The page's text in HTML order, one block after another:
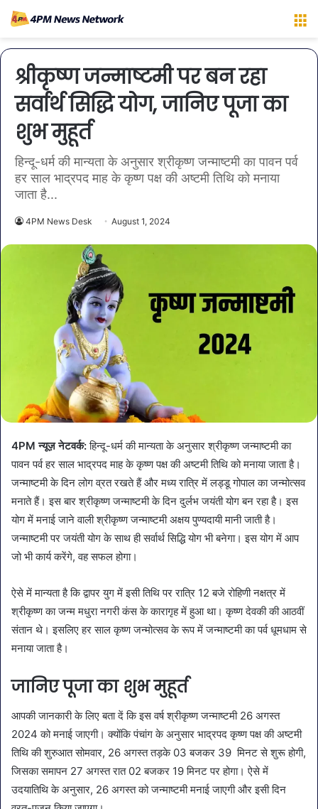
श्रीकृष्ण जन्माष्टमी पर बन रहा
सर्वार्थ सिद्धि योग, जानिए पूजा का
शुभ मुहूर्त
हिन्दू-धर्म की मान्यता के अनुसार श्रीकृष्ण जन्माष्टमी का पावन पर्व
हर साल भाद्रपद माह के कृष्ण पक्ष की अष्टमी तिथि को मनाया
जाता है...
4PM News Desk August 1, 2024
4PM न्यूज़ नेटवर्क:हिन्दू-धर्म की मान्यता के अनुसार श्रीकृष्ण जन्माष्टमी का
पावन पर्व हर साल भाद्रपद माह के कृष्ण पक्ष की अष्टमी तिथि को मनाया जाता है।
जन्माष्टमी के दिन लोग व्रत रखते हैं और मध्य रात्रि में लड्डू गोपाल का जन्मोत्सव
मनाते हैं। इस बार श्रीकृष्ण जन्माष्टमी के दिन दुर्लभ जयंती योग बन रहा है। इस
योग में मनाई जाने वाली श्रीकृष्ण जन्माष्टमी अक्षय पुण्यदायी मानी जाती है।
जन्माष्टमी पर जयंती योग के साथ ही सर्वार्थ सिद्धि योग भी बनेगा। इस योग में आप
जो भी कार्य करेंगे, वह सफल होगा।
ऐसे में मान्यता है कि द्वापर युग में इसी तिथि पर रात्रि 12 बजे रोहिणी नक्षत्र में
श्रीकृष्ण का जन्म मधुरा नगरी कंस के कारागृह में हुआ था। कृष्ण देवकी की आठवीं
संतान थे। इसलिए हर साल कृष्ण जन्मोत्सव के रूप में जन्माष्टमी का पर्व धूमधाम से
मनाया जाता है।
जानिए पूजा का शुभ मुहूर्त
आपकी जानकारी के लिए बता दें कि इस वर्ष श्रीकृष्ण जन्माष्टमी 26 अगस्त
2024 को मनाई जाएगी। क्योंकि पंचांग के अनुसार भाद्रपद कृष्ण पक्ष की अष्टमी
तिथि की शुरुआत सोमवार, 26 अगस्त तड़के 03 बजकर 39 मिनट से शुरू होगी,
जिसका समापन 27 अगस्त रात 02 बजकर 19 मिनट पर होगा। ऐसे में
उदयातिथि के अनुसार, 26 अगस्त को जन्माष्टमी मनाई जाएगी और इसी दिन